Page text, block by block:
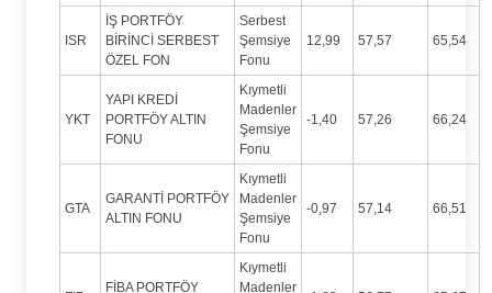
ISR
İŞ PORTFÖY
BİRİNCİ SERBEST
ÖZEL FON
Serbest
Şemsiye
Fonu
12,99 57,57 65,54
YKT
YAPI KREDİ
PORTFÖY ALTIN
FONU
Kıymetli
Madenler
Şemsiye
Fonu
-1,40 57,26 66,24
GTA
GARANTİ PORTFÖY
ALTIN FONU
Kıymetli
Madenler
Şemsiye
Fonu
-0,97 57,14 66,51
FİBA PORTFÖY
Kıymetli
Madenler